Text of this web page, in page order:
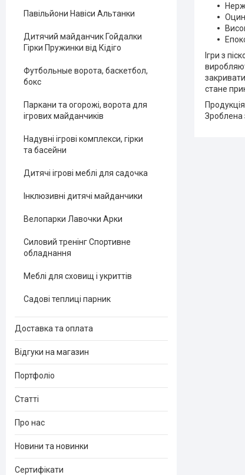
Ігри з
стане
Зроблена
Павільйони Навіси Альтанки
Дитячий майданчик Гойдалки
Гірки Пружинки від Кідіго
Футбольные ворота, баскетбол,
бокс
Паркани та огорожі, ворота для
ігрових майданчиків
Надувні ігрові комплекси, гірки
та басейни
Дитячі ігрові меблі для садочка
Інклюзивні дитячі майданчики
Велопарки Лавочки Арки
Силовий тренінг Спортивне
обладнання
Меблі для сховищ і укриттів
Садові теплиці парник
Доставка та оплата
Відгуки на магазин
Портфоліо
Статті
Про нас
Новини та новинки
Сертифікати